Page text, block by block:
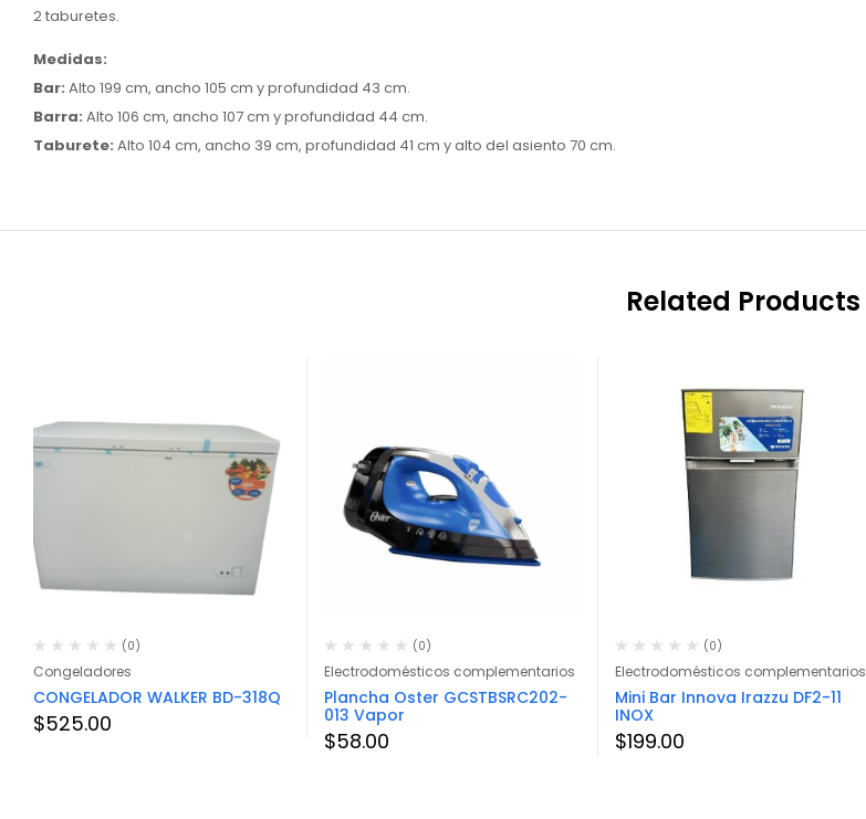
2 taburetes.
Medidas:
Bar: Alto 199 cm, ancho 105 cm y profundidad 43 cm.
Barra: Alto 106 cm, ancho 107 cm y profundidad 44 cm.
Taburete: Alto 104 cm, ancho 39 cm, profundidad 41 cm y alto del asiento 70 cm.
Related Products
(0)
Congeladores
CONGELADOR WALKER BD-318Q
$525.00
(0)
Electrodomésticos complementarios
Plancha Oster GCSTBSRC202-
013 Vapor
$58.00
(0)
Electrodomésticos complementarios
Mini Bar Innova Irazzu DF2-11
INOX
$199.00